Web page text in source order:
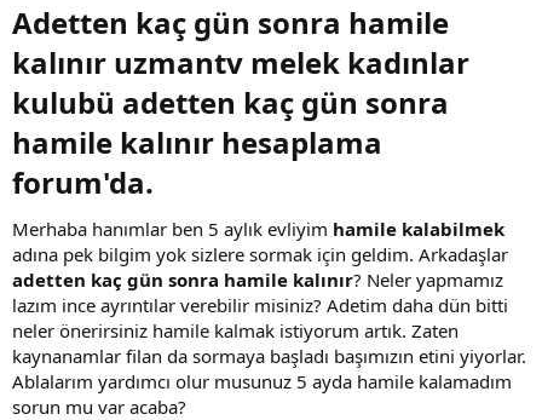
a
a
r
h
Adetten kaç gün sonra hamile
kalınır uzmantv melek kadınlar
kulubü adetten kaç gün sonra
hamile kalınır hesaplama
forum'da.​
Merhaba hanımlar ben 5 aylık evliyim hamile kalabilmek
adına pek bilgim yok sizlere sormak için geldim. Arkadaşlar
adetten kaç gün sonra hamile kalınır? Neler yapmamız
lazım ince ayrıntılar verebilir misiniz? Adetim daha dün bitti
neler önerirsiniz hamile kalmak istiyorum artık. Zaten
kaynanamlar filan da sormaya başladı başımızın etini yiyorlar.
Ablalarım yardımcı olur musunuz 5 ayda hamile kalamadım
sorun mu var acaba?